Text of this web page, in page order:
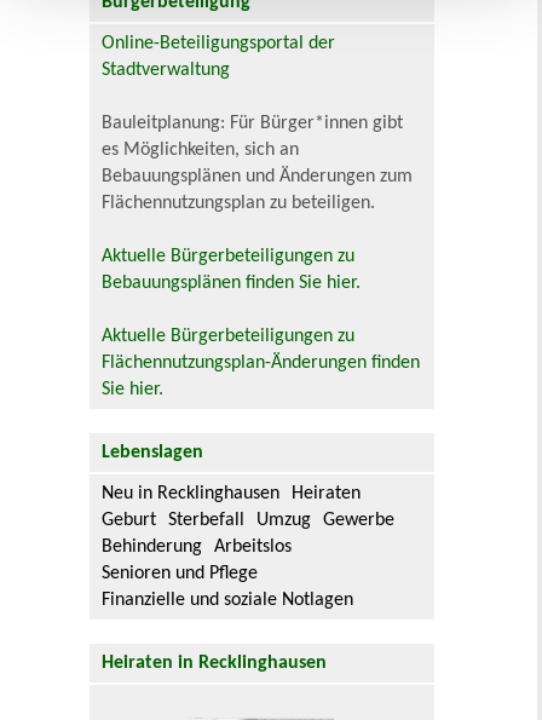
Online-Beteiligungsportal der
Stadtverwaltung
Bauleitplanung: Für Bürger*innen gibt
es Möglichkeiten, sich an
Bebauungsplänen und Änderungen zum
Flächennutzungsplan zu beteiligen.
Aktuelle Bürgerbeteiligungen zu
Bebauungsplänen finden Sie hier.
Aktuelle Bürgerbeteiligungen zu
Flächennutzungsplan-Änderungen finden
Sie hier.
Lebenslagen
Neu in Recklinghausen
Heiraten
Geburt
Sterbefall Umzug
Gewerbe
Behinderung
Arbeitslos
Senioren und Pflege
Finanzielle und soziale Notlagen
Heiraten in Recklinghausen